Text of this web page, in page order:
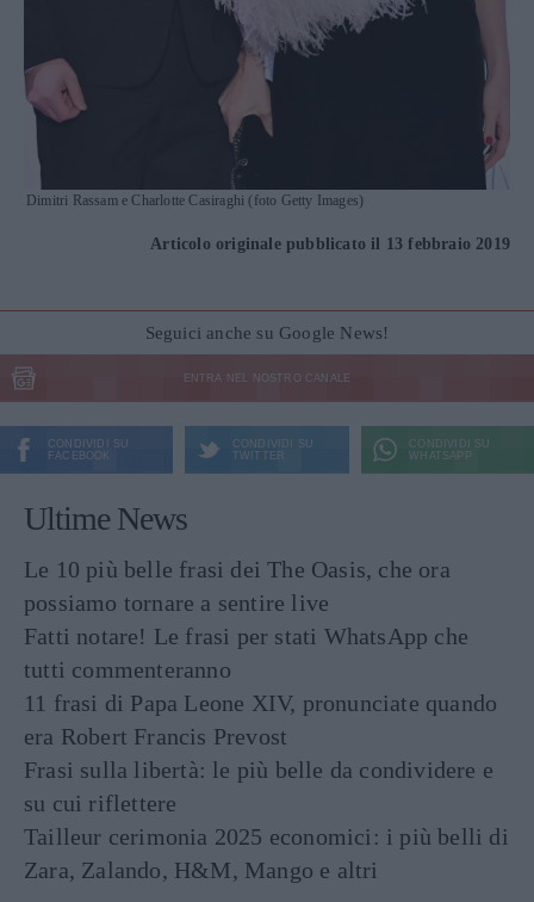
Dimitri Rassam e Charlotte Casiraghi (foto Getty Images)
Articolo originale pubblicato il 13 febbraio 2019
Seguici anche su Google News!
ENTRA NEL NOSTRO CANALE
CONDIVIDI SU
FACEBOOK
CONDIVIDI SU
TWITTER
CONDIVIDI SU
WHATSAPP
Ultime News
Le 10 più belle frasi dei The Oasis, che ora
possiamo tornare a sentire live
Fatti notare! Le frasi per stati WhatsApp che
tutti commenteranno
11 frasi di Papa Leone XIV, pronunciate quando
era Robert Francis Prevost
Frasi sulla libertà: le più belle da condividere e
su cui riflettere
Tailleur cerimonia 2025 economici: i più belli di
Zara, Zalando, H&M, Mango e altri